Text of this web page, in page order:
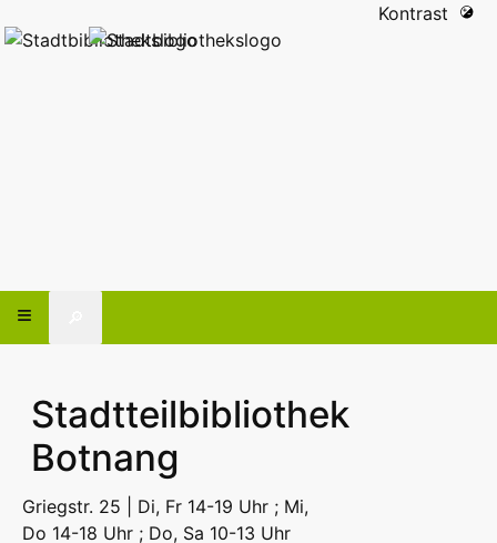
Kontrast
Stadtteilbibliothek
Botnang
Griegstr. 25 | Di, Fr 14-19 Uhr ; Mi,
Do 14-18 Uhr ; Do, Sa 10-13 Uhr